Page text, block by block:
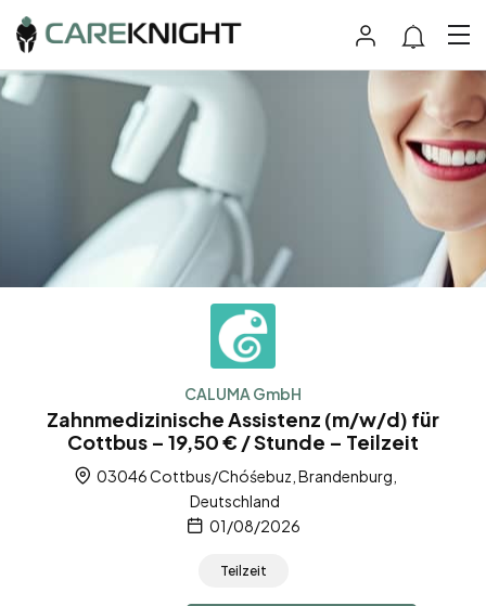
CALUMA GmbH
Zahnmedizinische Assistenz (m/w/d) für
Cottbus – 19,50 € / Stunde – Teilzeit
03046 Cottbus/Chóśebuz, Brandenburg,
Deutschland
01/08/2026
Teilzeit